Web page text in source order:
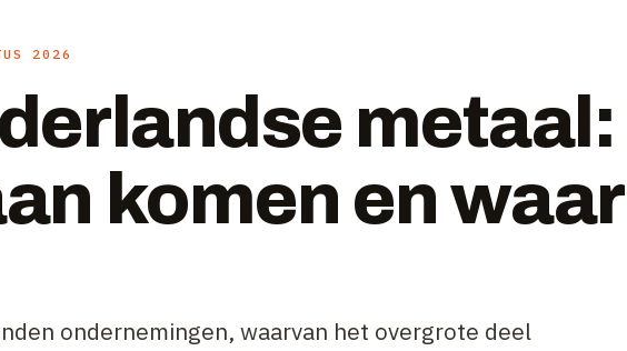
2026
komen en
ondernemingen, waarvan het overgrote deel